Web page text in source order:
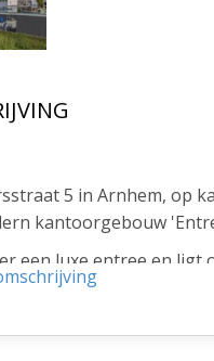
5 in Arnhem, op
kantoorgebouw
een luxe entree en
conform de 2030